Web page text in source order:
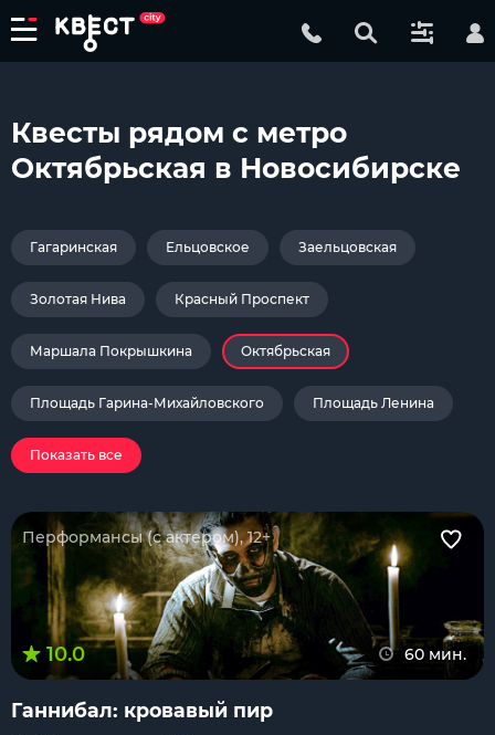
Квесты рядом с метро
Октябрьская в Новосибирске
Гагаринская Ельцовское Заельцовская
Золотая Нива Красный Проспект
Маршала Покрышкина Октябрьская
Площадь Гарина-Михайловского Площадь Ленина
Показать все
Перформансы (с актером), 12+
10.0 60 мин.
Ганнибал: кровавый пир